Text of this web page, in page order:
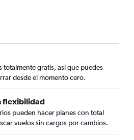
totalmente gratis, así que puedes
desde el momento cero.
flexibilidad
pueden hacer planes con total
vuelos sin cargos por cambios.